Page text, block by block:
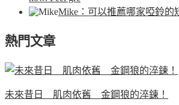
Mike ：可以推薦哪家啞鈴
熱門文章
未來昔日 肌肉依舊 金鋼狼的淬鍊！